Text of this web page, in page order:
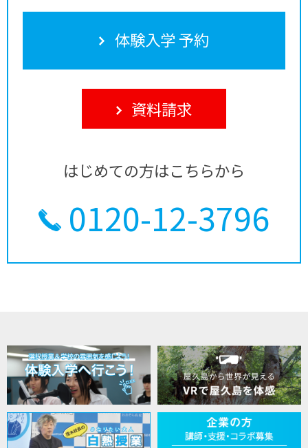
体験入学 予約
資料請求
はじめての方はこちらから
0120-12-3796